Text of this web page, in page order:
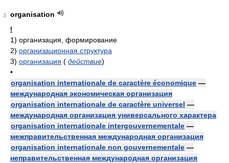
3
organisation
f
1) организация, формирование
2) организационная структура
3) организация ( действие)
•
organisation internationale de caractère économique —
международная экономическая организация
organisation internationale de caractère universel —
международная организация универсального характера
organisation internationale intergouvernementale —
межправительственная международная организация
organisation internationale non gouvernementale —
неправительственная международная организация